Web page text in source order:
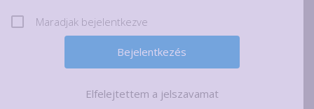
Maradjak bejelentkezve
Elfelejtettem a jelszavamat